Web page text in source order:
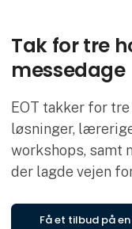
Tak for tre
messedage
EOT takker for
løsninger,
workshops, samt
der lagde vejen
Få et tilbud på